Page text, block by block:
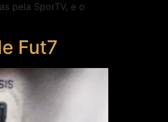
pela SporTV, e o
Fut7